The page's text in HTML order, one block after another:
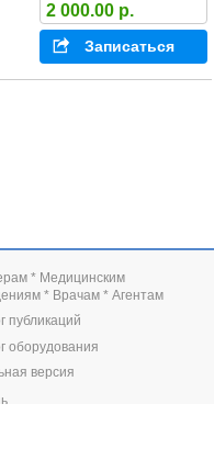
2 000.00 р.
Записаться
* Медицинским
* Врачам * Агентам
публикаций
оборудования
версия